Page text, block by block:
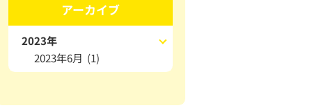
アーカイブ
2023年
2023年6月 (1)